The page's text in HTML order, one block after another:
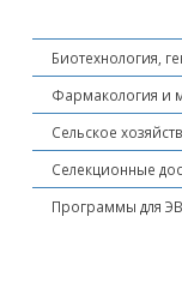
Биотехнология,
Фармакология и
Сельское
Селекционные
Программы для